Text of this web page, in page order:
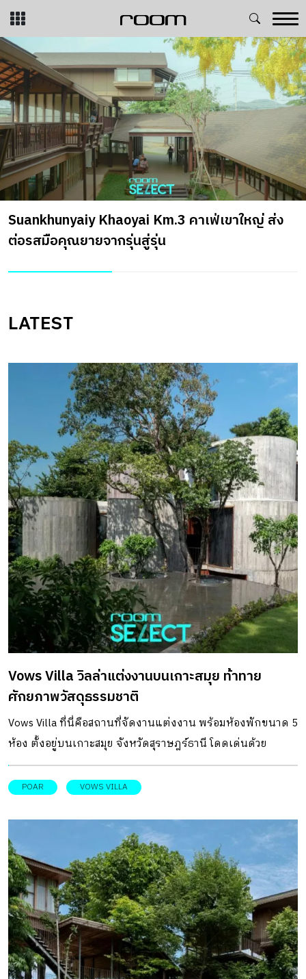
Skip
content
room SELECT Awards 2026 รางวัลแห่งปีจาก
room
Suankhunyaiy Khaoyai Km.3 คาเฟ่เขาใหญ่ ส่ง
ต่อรสมือคุณยายจากรุ่นสู่รุ่น
DAY & NIGHT of Cherng Talay ร้านอาหารระดับ
มิชลิน อิงประวัติเหมืองแร่ภูเก็ต
Furnish Studio สตูดิโอศิลปะ บทสนทนาระหว่าง
ศิลปะและความยั่งยืน
LATEST
Vows Villa วิลล่าแต่งงานบนเกาะสมุย ท้าทาย
ศักยภาพวัสดุธรรมชาติ
Vows Villa ที่นี่คือสถานที่จัดงานแต่งงาน พร้อมห้องพักขนาด 5
ห้อง ตั้งอยู่บนเกาะสมุย จังหวัดสุราษฎร์ธานี โดดเด่นด้วย
แนวทางการออกแบบอาคารให้เป็นมิตรกับธรรมชาติ และ
สามารถรับมือกับสภาพอากาศที่ไม่แน่นอนของเกาะสมุย
และ POAR โดยที่ Vows Villa แห่งนี้ ทีมสถาปนิกตั้งใจออกแบบ
ผ่านการสร้างสรรค์พื้นที่ให้มีแพลตฟอร์มที่ยืดหยุ่น เพื่อให้เอื้อ
ต่อการถ่ายภาพพรีเวดดิ้ง หรือการจัดงานแต่งงาน ที่แขก
สามารถเลือกปรับเปลี่ยนสถานที่ได้ตามความต้องการ เพื่อให้
เป็นโลเกชั่นที่สวยงามในวันสำคัญของคู่รัก ไพรเวตสเปซราวกับ
หลุดเข้าสู่โอเอซิสส่วนตัว เนื่องจากที่ตั้งของโครงการอยู่ริมถนน
หลักที่เชื่อมจากท่าเรือเข้าสู่ตัวเมืองซึ่งมีเสียงดังรบกวนตลอด
เวลา จึงสร้างกำแพงคอนกรีตสูง 6 เมตร ขึ้นมา เพื่อขวางด้าน
POAR VOWS VILLA